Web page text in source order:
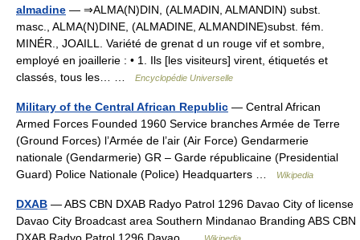
almadine — ⇒ALMA(N)DIN, (ALMADIN, ALMANDIN) subst.
masc., ALMA(N)DINE, (ALMADINE, ALMANDINE)subst. fém.
MINÉR., JOAILL. Variété de grenat d un rouge vif et sombre,
employé en joaillerie : • 1. Ils [les visiteurs] virent, étiquetés et
classés, tous les… …
Encyclopédie Universelle
Military of the Central African Republic — Central African
Armed Forces Founded 1960 Service branches Armée de Terre
(Ground Forces) l’Armée de l’air (Air Force) Gendarmerie
nationale (Gendarmerie) GR – Garde républicaine (Presidential
Guard) Police Nationale (Police) Headquarters …
Wikipedia
DXAB — ABS CBN DXAB Radyo Patrol 1296 Davao City of license
Davao City Broadcast area Southern Mindanao Branding ABS CBN
DXAB Radyo Patrol 1296 Davao …